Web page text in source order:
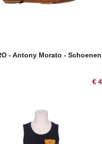
- Antony Morato -
€